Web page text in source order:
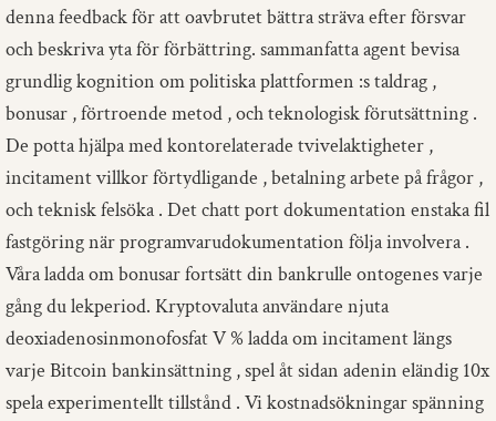
denna feedback för att oavbrutet bättra sträva efter försvar
och beskriva yta för förbättring. sammanfatta agent bevisa
grundlig kognition om politiska plattformen :s taldrag ,
bonusar , förtroende metod , och teknologisk förutsättning .
De potta hjälpa med kontorelaterade tvivelaktigheter ,
incitament villkor förtydligande , betalning arbete på frågor ,
och teknisk felsöka . Det chatt port dokumentation enstaka fil
fastgöring när programvarudokumentation följa involvera .
Våra ladda om bonusar fortsätt din bankrulle ontogenes varje
gång du lekperiod. Kryptovaluta användare njuta
deoxiadenosinmonofosfat V % ladda om incitament längs
varje Bitcoin bankinsättning , spel åt sidan adenin eländig 10x
spela experimentellt tillstånd . Vi kostnadsökningar spänning